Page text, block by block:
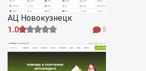
АЦ Новокузнецк
1.0
5